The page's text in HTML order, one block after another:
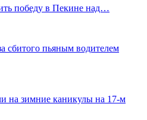
победу в Пекине над…
сбитого пьяным водителем
на зимние каникулы на 17-м